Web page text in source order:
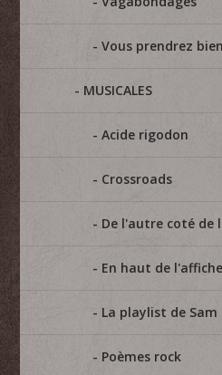
Vous prendrez
MUSICALES
Acide rigodon
Crossroads
De l'autre coté de
En haut de l'affiche
La playlist de Sam
Poèmes rock